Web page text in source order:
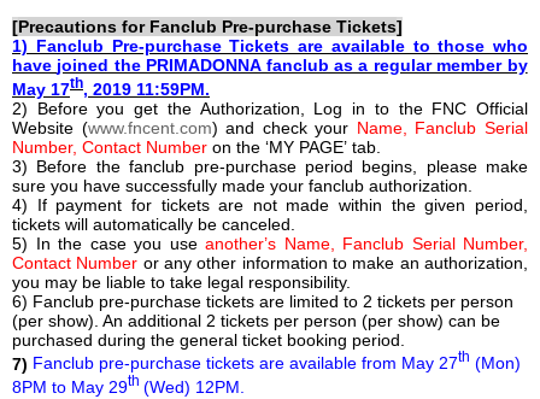
[Precautions for Fanclub Pre-purchase Tickets]
1) Fanclub Pre-purchase Tickets are available to those who
have joined the PRIMADONNA fanclub as a regular member by
May 17th, 2019 11:59PM.
2) Before you get the Authorization, Log in to the FNC Official
Website (www.fncent.com) and check your Name, Fanclub Serial
Number, Contact Number on the ‘MY PAGE’ tab.
3) Before the fanclub pre-purchase period begins, please make
sure you have successfully made your fanclub authorization.
4) If payment for tickets are not made within the given period,
tickets will automatically be canceled.
5) In the case you use another’s Name, Fanclub Serial Number,
Contact Number or any other information to make an authorization,
you may be liable to take legal responsibility.
6) Fanclub pre-purchase tickets are limited to 2 tickets per person
(per show). An additional 2 tickets per person (per show) can be
purchased during the general ticket booking period.
7) Fanclub pre-purchase tickets are available from May 27th (Mon)
8PM to May 29th (Wed) 12PM.